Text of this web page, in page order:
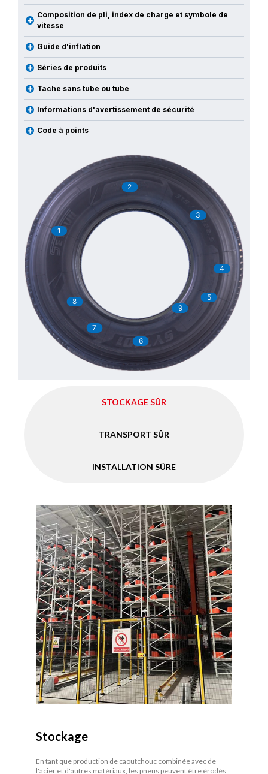
Composition de pli, index de charge et symbole de
vitesse
Guide d'inflation
Séries de produits
Tache sans tube ou tube
Informations d'avertissement de sécurité
Code à points
1
2
3
4
5
6
7
8
9
STOCKAGE SÛR
TRANSPORT SÛR
INSTALLATION SÛRE
Stockage
En tant que production de caoutchouc combinée avec de
l'acier et d'autres matériaux, les pneus peuvent être érodés